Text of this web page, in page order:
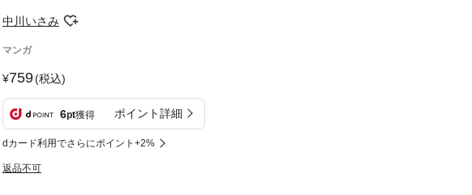
中川いさみ
マンガ
759(税込)
6pt獲得 ポイント詳細
dカード利用でさらにポイント+2%
返品不可